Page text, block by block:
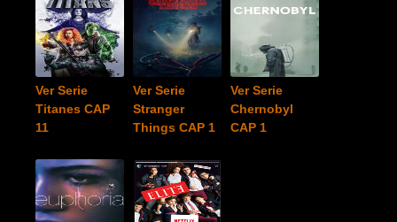
Ver Serie
Titanes CAP
11
Ver Serie
Stranger
Things CAP 1
Ver Serie
Chernobyl
CAP 1